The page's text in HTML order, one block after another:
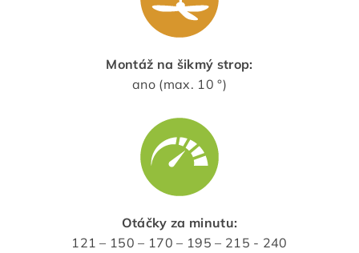
Montáž na šikmý strop:
ano (max. 10 °)
Otáčky za minutu:
121 – 150 – 170 – 195 – 215 - 240